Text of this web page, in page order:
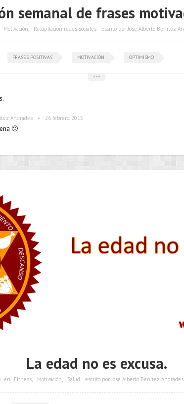
semanal de frases
Motivación, Recopilación redes sociales escrito por Jose Alberto Benítez
FRASES POSITIVAS MOTIVACIÓN OPTIMISMO
Andrades • 26 febrero, 2015
🙂
•••
La edad no es excusa.
en Fitness, Motivación, Salud escrito por Jose Alberto Benítez Andrades